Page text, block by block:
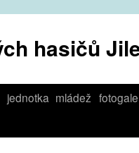
hasičů
jednotka mládež